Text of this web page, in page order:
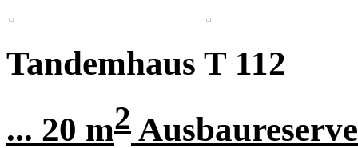
Tandemhaus T 112
... 20 m2